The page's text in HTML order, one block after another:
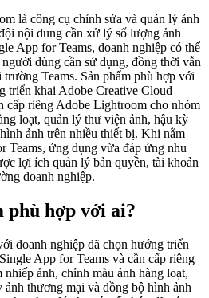
là công cụ chỉnh sửa và quản lý ảnh
nội dung cần xử lý số lượng ảnh
App for Teams, doanh nghiệp có thể
dùng cần sử dụng, đồng thời vẫn
Teams. Sản phẩm phù hợp với
triển khai Adobe Creative Cloud
cấp riêng Adobe Lightroom cho nhóm
loạt, quản lý thư viện ảnh, hậu kỳ
ảnh trên nhiều thiết bị. Khi nằm
Teams, ứng dụng vừa đáp ứng nhu
lợi ích quản lý bản quyền, tài khoản
doanh nghiệp.
phù hợp với ai?
doanh nghiệp đã chọn hướng triển
App for Teams và cần cấp riêng
ảnh, chỉnh màu ảnh hàng loạt,
thương mại và đồng bộ hình ảnh